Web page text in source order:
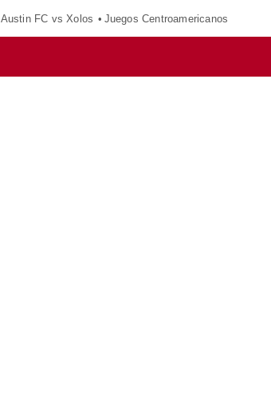
Austin FC vs Xolos Juegos Centroamericanos